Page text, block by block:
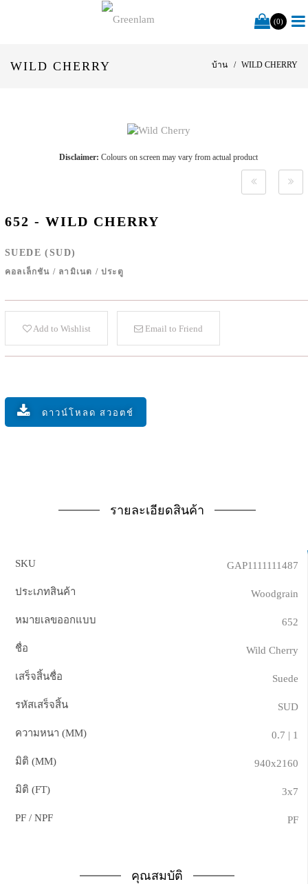
(0)
WILD CHERRY บ้าน WILD CHERRY
Disclaimer: Colours on screen may vary from actual product
652 - WILD CHERRY
SUEDE (SUD)
คอลเล็กชัน / ลามิเนต / ประตู
Add to Wishlist Email to Friend
ดาวน์โหลด สวอตช์
รายละเอียดสินค้า
SKU GAP1111111487
ประเภทสินค้า Woodgrain
หมายเลขออกแบบ 652
ชื่อ Wild Cherry
เสร็จสิ้นชื่อ Suede
รหัสเสร็จสิ้น SUD
ความหนา (MM) 0.7 | 1
มิติ (MM) 940x2160
มิติ (FT) 3x7
PF / NPF PF
คุณสมบัติ